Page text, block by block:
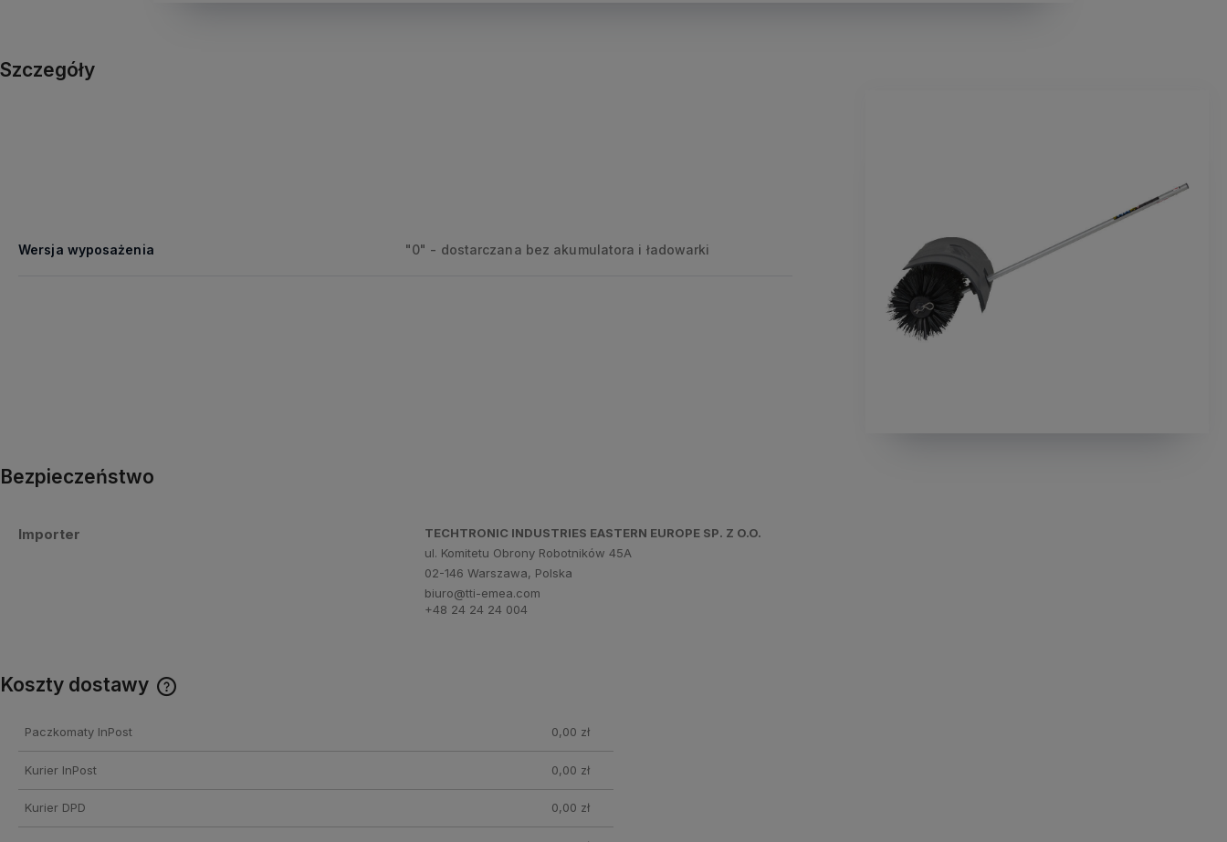
Szczegóły
Wersja wyposażenia "0" - dostarczana bez akumulatora i ładowarki
Bezpieczeństwo
Importer
TECHTRONIC INDUSTRIES EASTERN EUROPE SP. Z O.O.
ul. Komitetu Obrony Robotników 45A
02-146 Warszawa, Polska
biuro@tti-emea.com
+48 24 24 24 004
Koszty dostawy
Paczkomaty InPost 0,00 zł
Kurier InPost 0,00 zł
Kurier DPD 0,00 zł